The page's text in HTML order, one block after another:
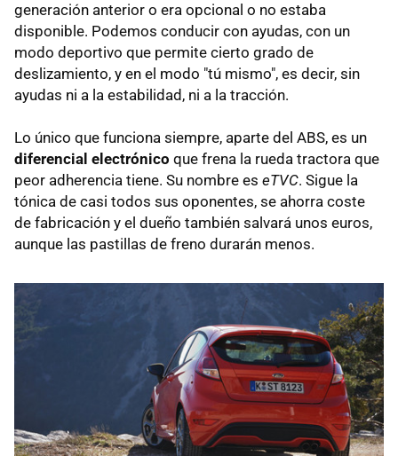
generación anterior o era opcional o no estaba
disponible. Podemos conducir con ayudas, con un
modo deportivo que permite cierto grado de
deslizamiento, y en el modo "tú mismo", es decir, sin
ayudas ni a la estabilidad, ni a la tracción.
Lo único que funciona siempre, aparte del ABS, es un
diferencial electrónico que frena la rueda tractora que
peor adherencia tiene. Su nombre es eTVC. Sigue la
tónica de casi todos sus oponentes, se ahorra coste
de fabricación y el dueño también salvará unos euros,
aunque las pastillas de freno durarán menos.